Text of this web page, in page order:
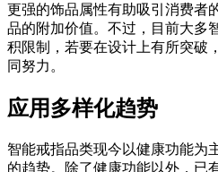
更强的饰品属性有助吸引消费者
品的附加价值。不过，目前大多
积限制，若要在设计上有所突破
同努力。
应用多样化趋势
智能戒指品类现今以健康功能为
的趋势。除了健康功能以外，已